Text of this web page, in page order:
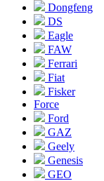
Dongfeng
DS
Eagle
FAW
Ferrari
Fiat
Fisker
Force
Ford
GAZ
Geely
Genesis
GEO